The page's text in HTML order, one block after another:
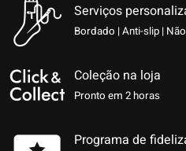
Serviços
Bordado | Anti-slip |
Coleção na loja
Pronto em 2 horas
Programa de